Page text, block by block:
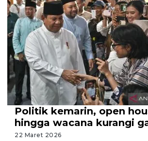
Politik kemarin, open
hingga wacana kurangi
22 Maret 2026